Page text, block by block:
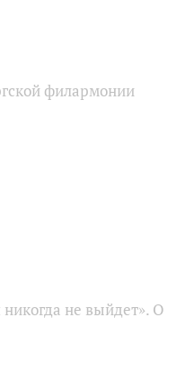
филармонии
никогда не выйдет». О